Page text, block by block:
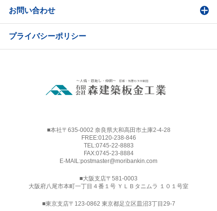
お問い合わせ
プライバシーポリシー
■本社〒635-0002 奈良県大和高田市土庫2-4-28
FREE:0120-238-846
TEL:0745-22-8883
FAX:0745-23-8884
E-MAIL:postmaster@moribankin.com
■大阪支店〒581-0003
大阪府八尾市本町一丁目４番１号 ＹＬＢタニムラ １０１号室
■東京支店〒123-0862 東京都足立区皿沼3丁目29-7